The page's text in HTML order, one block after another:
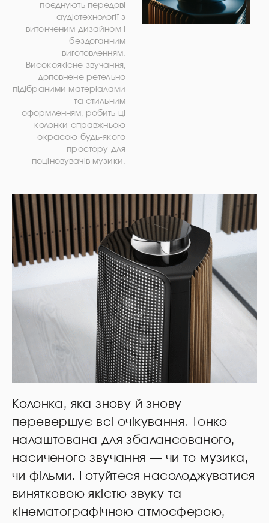
поєднують передові
аудіотехнології з
витонченим дизайном і
бездоганним
виготовленням.
Високоякісне звучання,
доповнене ретельно
підібраними матеріалами
та стильним
оформленням, робить ці
колонки справжньою
окрасою будь-якого
простору для
поціновувачів музики.
Колонка, яка знову й знову
перевершує всі очікування. Тонко
налаштована для збалансованого,
насиченого звучання — чи то музика,
чи фільми. Готуйтеся насолоджуватися
винятковою якістю звуку та
кінематографічною атмосферою,